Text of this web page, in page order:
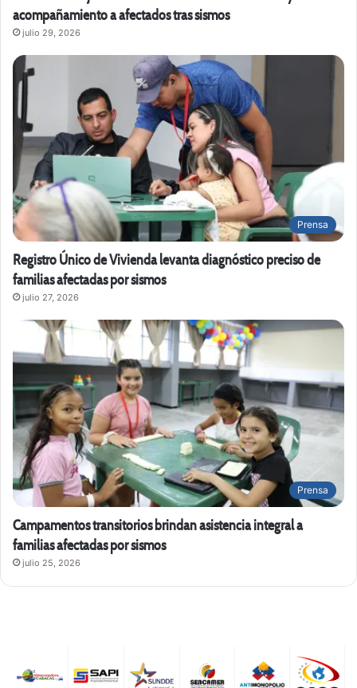
acompañamiento a afectados tras sismos
julio 29, 2026
Prensa
Registro Único de Vivienda levanta diagnóstico preciso de
familias afectadas por sismos
julio 27, 2026
Prensa
Campamentos transitorios brindan asistencia integral a
familias afectadas por sismos
julio 25, 2026